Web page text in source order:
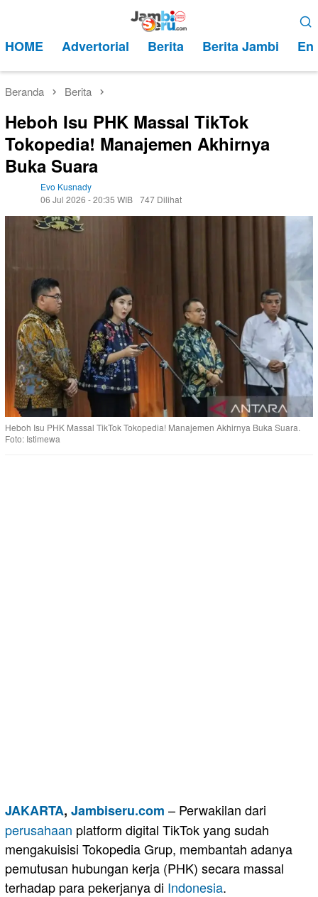
kontenMobile
HOME Advertorial Berita Berita Jambi
Beranda Berita
Heboh Isu PHK Massal TikTok
Tokopedia! Manajemen Akhirnya
Buka Suara
Evo Kusnady
06 Jul 2026 - 20:35 WIB 747 Dilihat
Heboh Isu PHK Massal TikTok Tokopedia! Manajemen Akhirnya Buka Suara.
Foto: Istimewa
JAKARTA, Jambiseru.com – Perwakilan dari
perusahaan platform digital TikTok yang sudah
mengakuisisi Tokopedia Grup, membantah adanya
pemutusan hubungan kerja (PHK) secara massal
terhadap para pekerjanya di Indonesia.